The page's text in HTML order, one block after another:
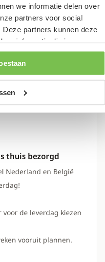
we informatie delen over
partners voor social
partners kunnen deze
informatie die je aan ze
verzameld op basis van je
thuis bezorgd
Nederland en België
de leverdag kiezen
vooruit plannen.